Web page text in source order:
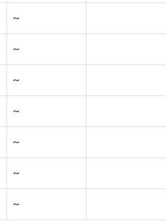
~
~
~
~
~
~
~